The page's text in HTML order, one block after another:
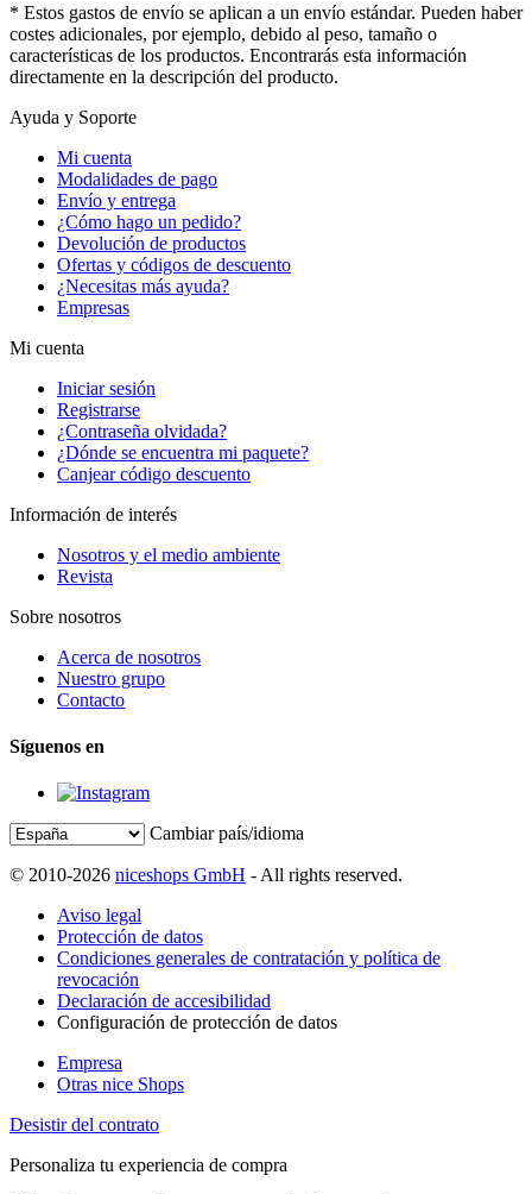
* Estos gastos de envío se aplican a un envío estándar. Pueden haber
costes adicionales, por ejemplo, debido al peso, tamaño o
características de los productos. Encontrarás esta información
directamente en la descripción del producto.
Ayuda y Soporte
Mi cuenta
Modalidades de pago
Envío y entrega
¿Cómo hago un pedido?
Devolución de productos
Ofertas y códigos de descuento
¿Necesitas más ayuda?
Empresas
Mi cuenta
Iniciar sesión
Registrarse
¿Contraseña olvidada?
¿Dónde se encuentra mi paquete?
Canjear código descuento
Información de interés
Nosotros y el medio ambiente
Revista
Sobre nosotros
Acerca de nosotros
Nuestro grupo
Contacto
Síguenos en
Cambiar país/idioma
© 2010-2026 niceshops GmbH - All rights reserved.
Aviso legal
Protección de datos
Condiciones generales de contratación y política de
revocación
Declaración de accesibilidad
Configuración de protección de datos
Empresa
Otras nice Shops
Desistir del contrato
Personaliza tu experiencia de compra